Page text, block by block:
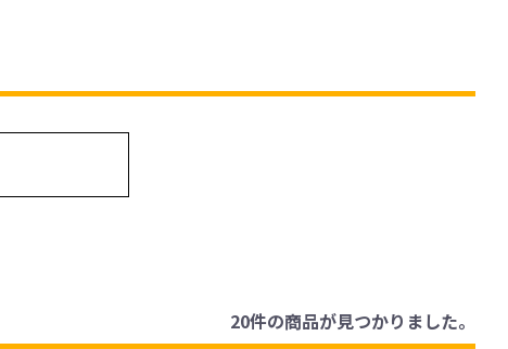
20件の商品が見つかりました。